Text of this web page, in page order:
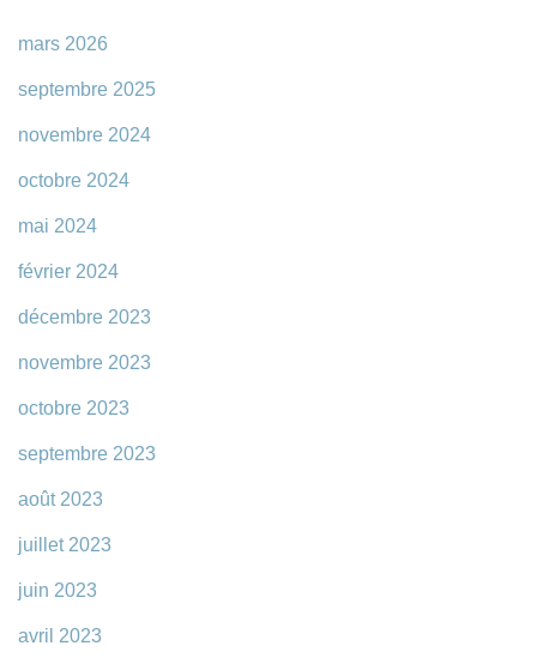
mars 2026
septembre 2025
novembre 2024
octobre 2024
mai 2024
février 2024
décembre 2023
novembre 2023
octobre 2023
septembre 2023
août 2023
juillet 2023
juin 2023
avril 2023